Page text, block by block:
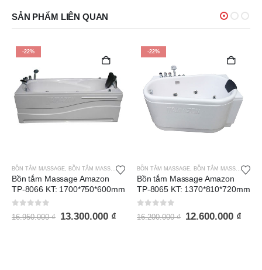
SẢN PHẨM LIÊN QUAN
-22%
BỒN TẮM MASSAGE, BỒN TẮM MASSAGE AMAZON
Bồn tắm Massage Amazon
TP-8065 KT: 1370*810*720mm
16.200.000₫ 12.600.000 ₫
-21%
BỒN TẮM MASSAGE, BỒN TẮM MASSAGE AMAZON
Bồn tắm Massage Amazon
TP-8046 KT:
1700*1190*600mm